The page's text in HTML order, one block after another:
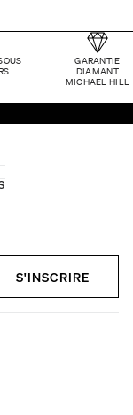
GARANTIE
DIAMANT
MICHAEL HILL
S'INSCRIRE